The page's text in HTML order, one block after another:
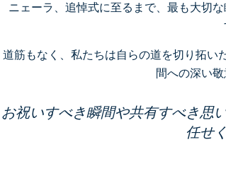
ニェーラ、追悼式に至るまで、最も大切
道筋もなく、私たちは自らの道を切り拓
間への深い敬
お祝いすべき瞬間や共有すべき思
任せ